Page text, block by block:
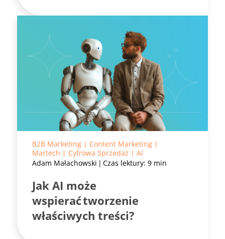
B2B Marketing
Content Marketing
Martech
Cyfrowa Sprzedaż
AI
Adam Małachowski
Czas lektury: 9 min
Jak AI może
wspierać tworzenie
właściwych treści?